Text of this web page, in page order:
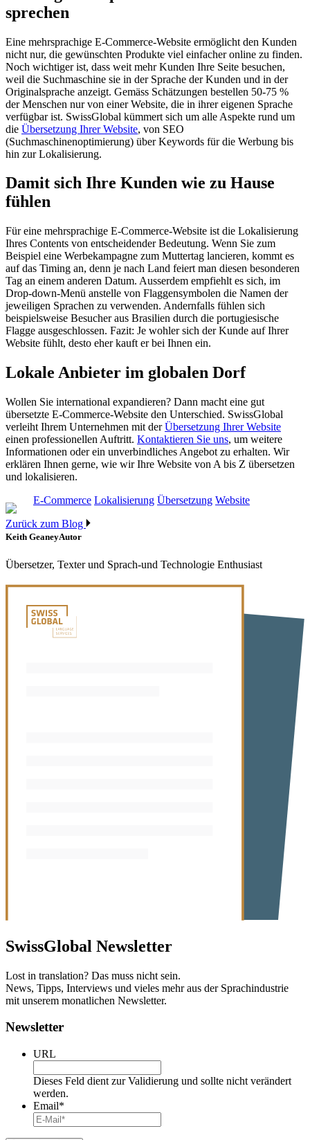
sprechen
Eine mehrsprachige E-Commerce-Website ermöglicht den Kunden
nicht nur, die gewünschten Produkte viel einfacher online zu finden.
Noch wichtiger ist, dass weit mehr Kunden Ihre Seite besuchen,
weil die Suchmaschine sie in der Sprache der Kunden und in der
Originalsprache anzeigt. Gemäss Schätzungen bestellen 50-75 %
der Menschen nur von einer Website, die in ihrer eigenen Sprache
verfügbar ist. SwissGlobal kümmert sich um alle Aspekte rund um
die Übersetzung Ihrer Website, von SEO
(Suchmaschinenoptimierung) über Keywords für die Werbung bis
hin zur Lokalisierung.
Damit sich Ihre Kunden wie zu Hause
fühlen
Für eine mehrsprachige E-Commerce-Website ist die Lokalisierung
Ihres Contents von entscheidender Bedeutung. Wenn Sie zum
Beispiel eine Werbekampagne zum Muttertag lancieren, kommt es
auf das Timing an, denn je nach Land feiert man diesen besonderen
Tag an einem anderen Datum. Ausserdem empfiehlt es sich, im
Drop-down-Menü anstelle von Flaggensymbolen die Namen der
jeweiligen Sprachen zu verwenden. Andernfalls fühlen sich
beispielsweise Besucher aus Brasilien durch die portugiesische
Flagge ausgeschlossen. Fazit: Je wohler sich der Kunde auf Ihrer
Website fühlt, desto eher kauft er bei Ihnen ein.
Lokale Anbieter im globalen Dorf
Wollen Sie international expandieren? Dann macht eine gut
übersetzte E-Commerce-Website den Unterschied. SwissGlobal
verleiht Ihrem Unternehmen mit derÜbersetzung Ihrer Website
einen professionellen Auftritt. Kontaktieren Sie uns, um weitere
Informationen oder ein unverbindliches Angebot zu erhalten. Wir
erklären Ihnen gerne, wie wir Ihre Website von A bis Z übersetzen
und lokalisieren.
E-Commerce Lokalisierung Übersetzung Website
Zurück zum Blog
Keith GeaneyAutor
Übersetzer, Texter und Sprach-und Technologie Enthusiast
SwissGlobal Newsletter
Lost in translation? Das muss nicht sein.
News, Tipps, Interviews und vieles mehr aus der Sprachindustrie
mit unserem monatlichen Newsletter.
Newsletter
URL
Dieses Feld dient zur Validierung und sollte nicht verändert
werden.
Email*